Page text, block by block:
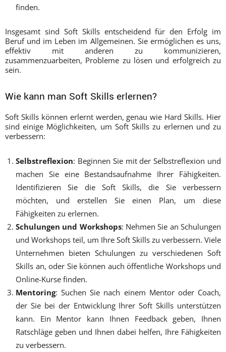
finden.
Insgesamt sind Soft Skills entscheidend für den Erfolg im
Beruf und im Leben im Allgemeinen. Sie ermöglichen es uns,
effektiv mit anderen zu kommunizieren,
zusammenzuarbeiten, Probleme zu lösen und erfolgreich zu
sein.
Wie kann man Soft Skills erlernen?
Soft Skills können erlernt werden, genau wie Hard Skills. Hier
sind einige Möglichkeiten, um Soft Skills zu erlernen und zu
verbessern:
Selbstreflexion: Beginnen Sie mit der Selbstreflexion und
machen Sie eine Bestandsaufnahme Ihrer Fähigkeiten.
Identifizieren Sie die Soft Skills, die Sie verbessern
möchten, und erstellen Sie einen Plan, um diese
Fähigkeiten zu erlernen.
Schulungen und Workshops: Nehmen Sie an Schulungen
und Workshops teil, um Ihre Soft Skills zu verbessern. Viele
Unternehmen bieten Schulungen zu verschiedenen Soft
Skills an, oder Sie können auch öffentliche Workshops und
Online-Kurse finden.
Mentoring: Suchen Sie nach einem Mentor oder Coach,
der Sie bei der Entwicklung Ihrer Soft Skills unterstützen
kann. Ein Mentor kann Ihnen Feedback geben, Ihnen
Ratschläge geben und Ihnen dabei helfen, Ihre Fähigkeiten
zu verbessern.